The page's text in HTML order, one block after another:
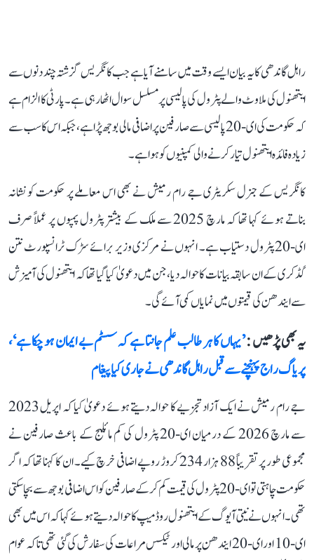
راہل گاندھی کا یہ بیان ایسے وقت میں سامنے آیا ہے جب کانگریس گزشتہ چند دنوں سے
ایتھنول کی ملاوٹ والے پٹرول کی پالیسی پر مسلسل سوال اٹھا رہی ہے۔ پارٹی کا الزام ہے
کہ حکومت کی ای-20 پالیسی سے صارفین پر اضافی مالی بوجھ پڑا ہے، جبکہ اس کا سب سے
زیادہ فائدہ ایتھنول تیار کرنے والی کمپنیوں کو ہوا ہے۔
کانگریس کے جنرل سکریٹری جے رام رمیش نے بھی اس معاملے پر حکومت کو نشانہ
بناتے ہوئے کہا تھا کہ مارچ 2025 سے ملک کے بیشتر پٹرول پمپوں پر عملاً صرف
ای-20 پٹرول دستیاب ہے۔ انہوں نے مرکزی وزیر برائے سڑک ٹرانسپورٹ نتن
گڈکری کے ان سابقہ بیانات کا حوالہ دیا، جن میں دعویٰ کیا گیا تھا کہ ایتھنول کی آمیزش
سے ایندھن کی قیمتوں میں نمایاں کمی آئے گی۔
یہ بھی پڑھیں :’یہاں کا ہر طالب علم جانتا ہے کہ سسٹم بے ایمان ہو چکا ہے‘،
پریاگ راج پہنچنے سے قبل راہل گاندھی نے جاری کیا پیغام
جے رام رمیش نے ایک آزاد تجزیے کا حوالہ دیتے ہوئے دعویٰ کیا کہ اپریل 2023
سے مارچ 2026 کے درمیان ای-20 پٹرول کی کم مائلیج کے باعث صارفین نے
مجموعی طور پر تقریباً 88 ہزار 234 کروڑ روپے اضافی خرچ کیے۔ ان کا کہنا تھا کہ اگر
حکومت چاہتی تو ای-20 پٹرول کی قیمت کم کرکے صارفین کو اس اضافی بوجھ سے بچا سکتی
تھی۔ انہوں نے نیتی آیوگ کے ایتھنول روڈ میپ کا حوالہ دیتے ہوئے کہا کہ اس میں بھی
ای-10 اور ای-20 ایندھن پر مالی اور ٹیکس مراعات کی سفارش کی گئی تھی تاکہ عوام